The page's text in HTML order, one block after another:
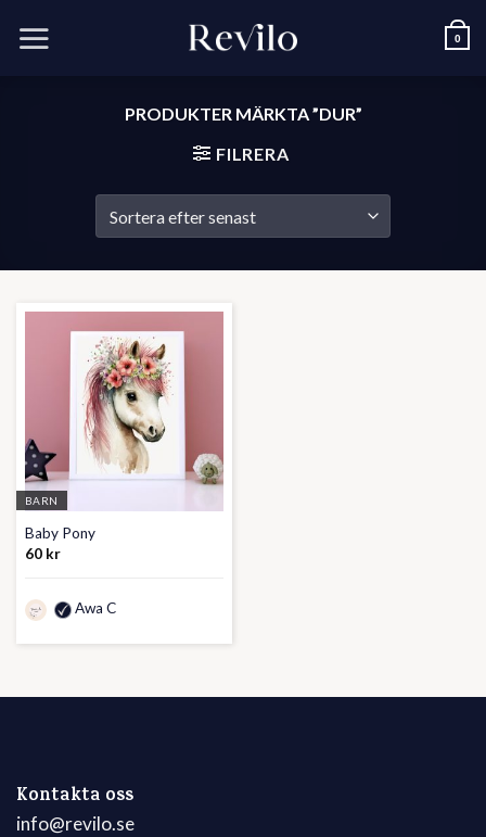
0
PRODUKTER MÄRKTA ”DUR”
FILRERA
BARN
Baby Pony
60 kr
Awa C
Kontakta oss
info@revilo.se